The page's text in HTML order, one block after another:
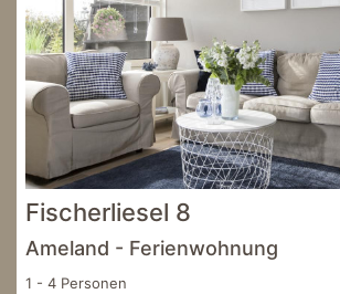
Fischerliesel 8
Ameland - Ferienwohnung
1 - 4 Personen